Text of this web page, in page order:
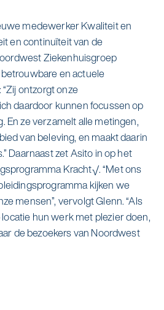
medewerker Kwaliteit en
en continuïteit van de
Ziekenhuisgroep
en actuele
ontzorgt onze
daardoor kunnen focussen op
En ze verzamelt alle metingen,
van beleving, en maakt daarin
Daarnaast zet Asito in op het
Kracht√. “Met ons
kijken we
mensen”, vervolgt Glenn. “Als
hun werk met plezier doen,
de bezoekers van Noordwest